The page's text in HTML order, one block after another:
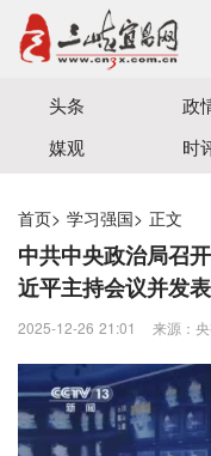
宜昌三峡融媒体中心主
头条 政
媒观
时
首页> 学习强国> 正文
中共中央政治局召
近平主持会议并发
2025-12-26 21:01 来源：